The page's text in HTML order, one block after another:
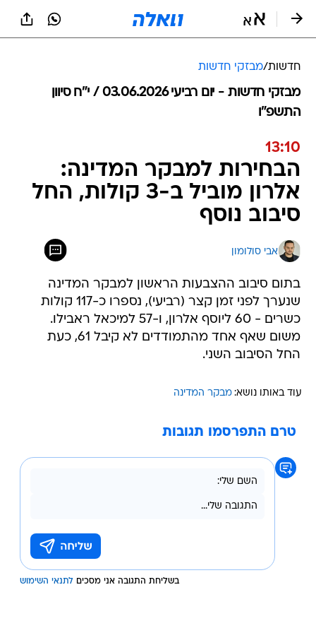
חדשות/מבזקי חדשות
מבזקי חדשות - יום רביעי 03.06.2026 / י״ח סיוון
התשפ"ו
13:10
הבחירות למבקר המדינה:
אלרון מוביל ב-3 קולות, החל
סיבוב נוסף
אבי סולומון
בתום סיבוב ההצבעות הראשון למבקר המדינה
שנערך לפני זמן קצר (רביעי), נספרו כ-117 קולות
כשרים - 60 ליוסף אלרון, ו-57 למיכאל ראבילו.
משום שאף אחד מהתמודדים לא קיבל 61, כעת
החל הסיבוב השני.
עוד באותו נושא: מבקר המדינה
טרם התפרסמו תגובות
בשליחת התגובה אני מסכים לתנאי השימוש